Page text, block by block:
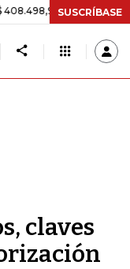
+$ 8.753,81 +2,19%
SUSCRÍBASE
claves